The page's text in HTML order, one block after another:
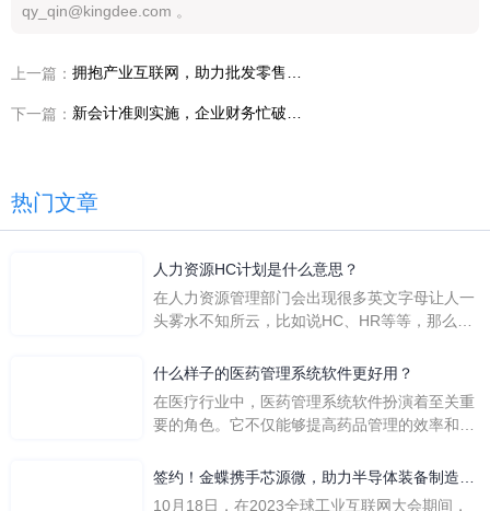
qy_qin@kingdee.com 。
上一篇：
下一篇：
热门文章
人力资源HC计划是什么意思？
在人力资源管理部门会出现很多英文字母让人一
头雾水不知所云，比如说HC、HR等等，那么它
么呢？
什么样子的医药管理系统软件更好用？
在医疗行业中，医药管理系统软件扮演着至关重
要的角色。它不仅能够提高药品管理的效率和准
一个好用的医药管理系统软件应具备以下特点。
签约！金蝶携手芯源微，助力半导体装备制造领
先企业迈向世界
10月18日，在2023全球工业互联网大会期间，